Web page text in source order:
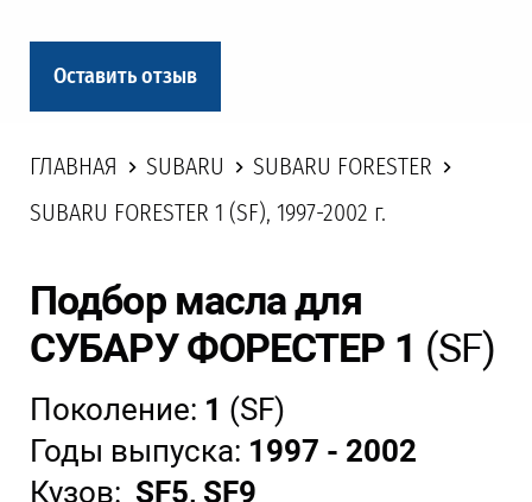
Оставить отзыв
ГЛАВНАЯ SUBARU
SUBARU FORESTER
SUBARU FORESTER 1 (SF), 1997-2002 г.
Подбор масла для
СУБАРУ ФОРЕСТЕР 1 (SF)
Поколение: 1 (SF)
Годы выпуска: 1997 - 2002
Кузов: SF5, SF9